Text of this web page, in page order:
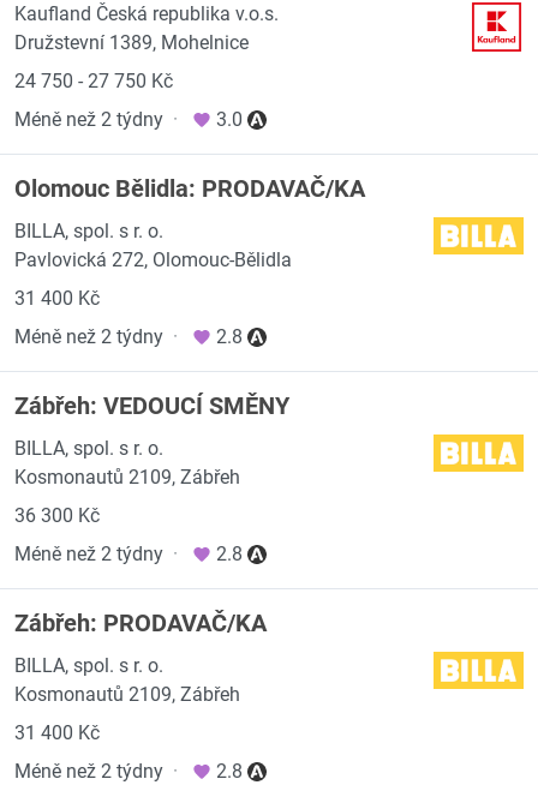
Kaufland Česká republika v.o.s.
Družstevní 1389, Mohelnice
24 750 - 27 750 Kč
Méně než 2 týdny · 3.0
Olomouc Bělidla: PRODAVAČ/KA
BILLA, spol. s r. o.
Pavlovická 272, Olomouc-Bělidla
31 400 Kč
Méně než 2 týdny · 2.8
Zábřeh: VEDOUCÍ SMĚNY
BILLA, spol. s r. o.
Kosmonautů 2109, Zábřeh
36 300 Kč
Méně než 2 týdny · 2.8
Zábřeh: PRODAVAČ/KA
BILLA, spol. s r. o.
Kosmonautů 2109, Zábřeh
31 400 Kč
Méně než 2 týdny · 2.8